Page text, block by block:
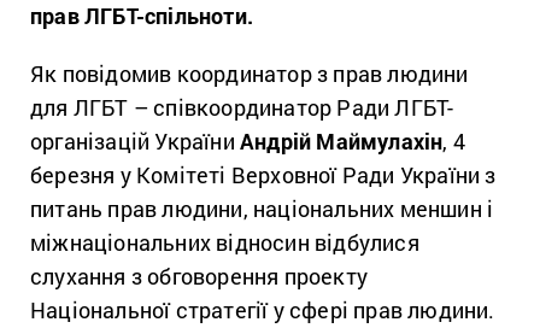
прав ЛГБТ-спільноти.
Як повідомив координатор з прав людини
для ЛГБТ – співкоординатор Ради ЛГБТ-
організацій України Андрій Маймулахін, 4
березня у Комітеті Верховної Ради України з
питань прав людини, національних меншин і
міжнаціональних відносин відбулися
слухання з обговорення проекту
Національної стратегії у сфері прав людини.